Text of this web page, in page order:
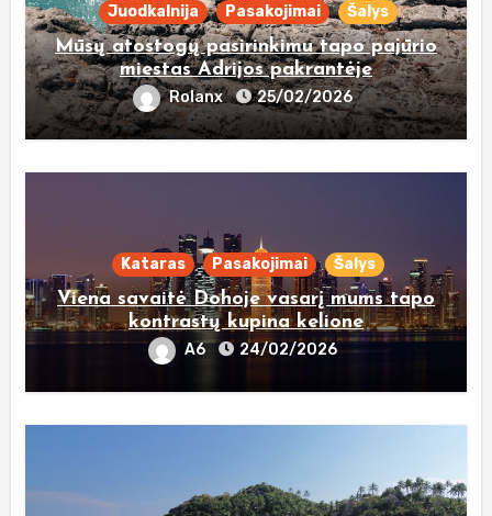
Juodkalnija Pasakojimai Šalys
Mūsų atostogų pasirinkimu tapo pajūrio
miestas Adrijos pakrantėje
Rolanx 25/02/2026
Kataras Pasakojimai Šalys
Viena savaitė Dohoje vasarį mums tapo
kontrastų kupina kelione
A6 24/02/2026